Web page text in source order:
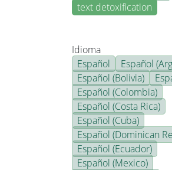
text detoxification
Idioma
Español
Español
Español (Bolivia)
Español (Colombia)
Español (Costa Rica)
Español (Cuba)
Español (Dominican
Español (Ecuador)
Español (Mexico)